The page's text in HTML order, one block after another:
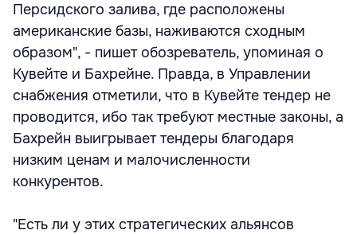
Персидского залива, где расположены
американские базы, наживаются сходным
образом", - пишет обозреватель, упоминая о
Кувейте и Бахрейне. Правда, в Управлении
снабжения отметили, что в Кувейте тендер не
проводится, ибо так требуют местные законы, а
Бахрейн выигрывает тендеры благодаря
низким ценам и малочисленности
конкурентов.
"Есть ли у этих стратегических альянсов